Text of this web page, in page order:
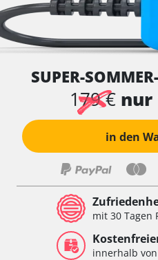
SUPER-
179 € nur
in den
mit 30 Tagen
innerhalb